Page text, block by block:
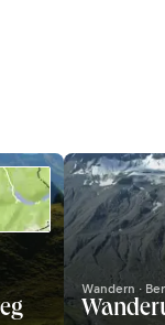
Wandern ·